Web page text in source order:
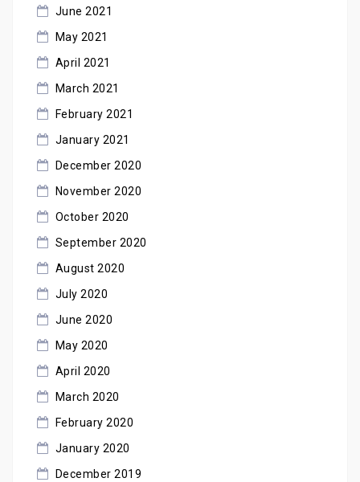
June 2021
May 2021
April 2021
March 2021
February 2021
January 2021
December 2020
November 2020
October 2020
September 2020
August 2020
July 2020
June 2020
May 2020
April 2020
March 2020
February 2020
January 2020
December 2019